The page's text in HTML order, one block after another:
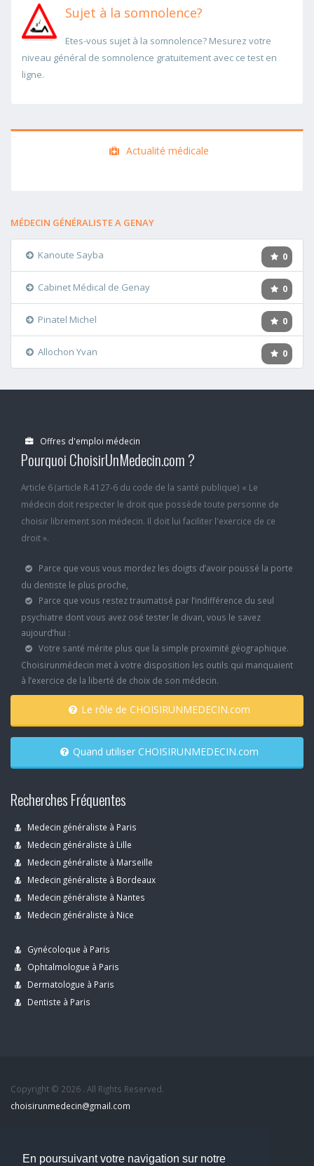
En poursuivant votre navigation sur notre
Sujet à la somnolence?
Etes-vous sujet à la somnolence? Mesurez votre
niveau général de somnolence gratuitement avec ce test en
ligne.
Actualité médicale
MÉDECIN GÉNÉRALISTE A GENAY
0
Kanoute Sayba
0
Cabinet Médical de Genay
0
Pinatel Michel
0
Allochon Yvan
Offres d'emploi médecin
Pourquoi ChoisirUnMedecin.com ?
Article 6 (article R.4127-6 du code de la santé publique) « Le
médecin doit respecter le droit que possède toute personne de
choisir librement son médecin. Il doit lui faciliter l'exercice de ce
droit ».
Parce que vous vous mordez les doigts d’avoir poussé la porte
du dentiste le plus proche,
Parce que vous restez traumatisé par l’indifférence du seul
psychiatre dont vous avez osé tester le divan, vous le savez
aujourd’hui :
Votre santé mérite plus que la simple proximité géographique.
Choisirunmédecin met à votre disposition les outils qui manquaient
à l’exercice de la liberté de choix de son médecin.
Le rôle de CHOISIRUNMEDECIN.com
Quand utiliser CHOISIRUNMEDECIN.com
Recherches Fréquentes
Medecin généraliste à Paris
Medecin généraliste à Lille
Medecin généraliste à Marseille
Medecin généraliste à Bordeaux
Medecin généraliste à Nantes
Medecin généraliste à Nice
Gynécoloque à Paris
Ophtalmologue à Paris
Dermatologue à Paris
Dentiste à Paris
Copyright © 2026 . All Rights Reserved.
choisirunmedecin@gmail.com